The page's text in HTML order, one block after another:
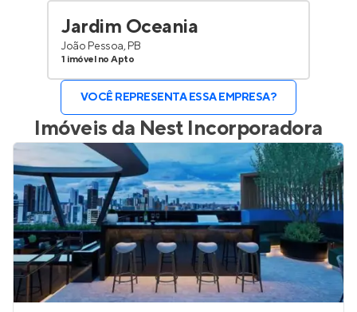
Jardim Oceania
João Pessoa, PB
1 imóvel no Apto
VOCÊ REPRESENTA ESSA EMPRESA?
Imóveis da Nest Incorporadora